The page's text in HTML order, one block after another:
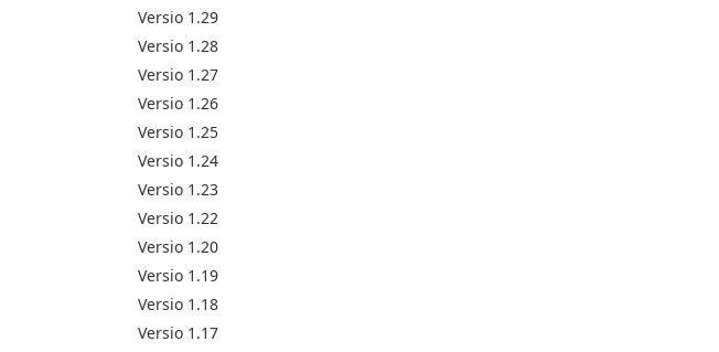
Versio 1.29
Versio 1.28
Versio 1.27
Versio 1.26
Versio 1.25
Versio 1.24
Versio 1.23
Versio 1.22
Versio 1.20
Versio 1.19
Versio 1.18
Versio 1.17